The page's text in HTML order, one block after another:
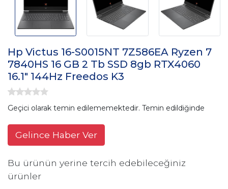
Hp Victus 16-S0015NT 7Z586EA Ryzen 7
7840HS 16 GB 2 Tb SSD 8gb RTX4060
16.1" 144Hz Freedos K3
Geçici olarak temin edilememektedir. Temin edildiğinde
Gelince Haber Ver
Bu ürünün yerine tercih edebileceğiniz
ürünler